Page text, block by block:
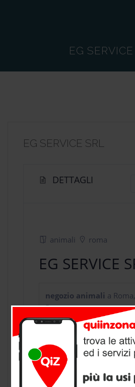
EG
EG SERVICE SRL
DETTAGLI
animali roma
EG SERVICE
negozio animali a
Roma
CONTATTI